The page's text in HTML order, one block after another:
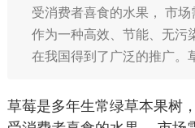
受消费者喜食的水果， 市
作为一种高效、节能、无污
在我国得到了广泛的推广
草莓是多年生常绿草本果树